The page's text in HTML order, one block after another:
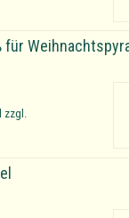
für
zzgl.